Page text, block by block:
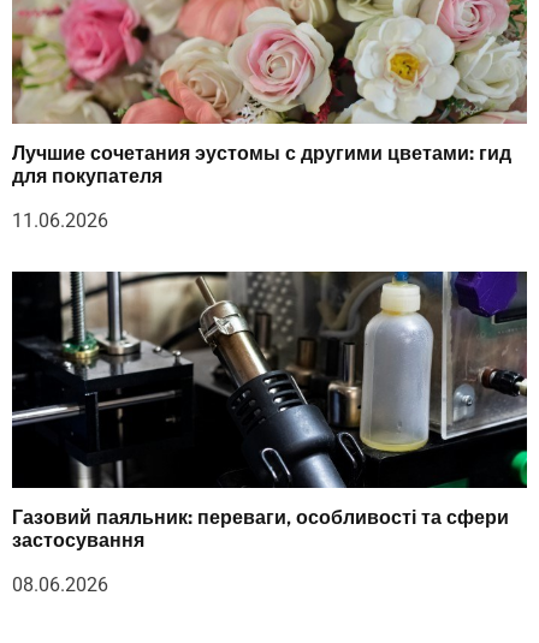
Лучшие сочетания эустомы с другими цветами: гид
для покупателя
11.06.2026
Газовий паяльник: переваги, особливості та сфери
застосування
08.06.2026